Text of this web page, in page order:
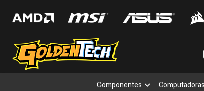
Componentes Computadoras